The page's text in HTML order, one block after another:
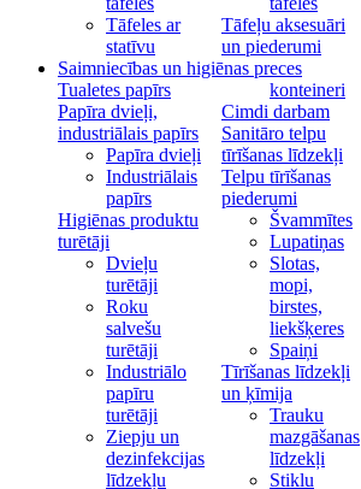
Tāfeles ar
statīvu
Tāfeļu aksesuāri
un piederumi
Saimniecības un higiēnas preces
Tualetes papīrs
Papīra dvieļi,
industriālais papīrs
Papīra dvieļi
Industriālais
papīrs
Higiēnas produktu
turētāji
Dvieļu
turētāji
Roku
salvešu
turētāji
Industriālo
papīru
turētāji
Ziepju un
dezinfekcijas
līdzekļu
konteineri
Cimdi darbam
Sanitāro telpu
tīrīšanas līdzekļi
Telpu tīrīšanas
piederumi
Švammītes
Lupatiņas
Slotas,
mopi,
birstes,
liekšķeres
Spaiņi
Tīrīšanas līdzekļi
un ķīmija
Trauku
mazgāšanas
līdzekļi
Stiklu